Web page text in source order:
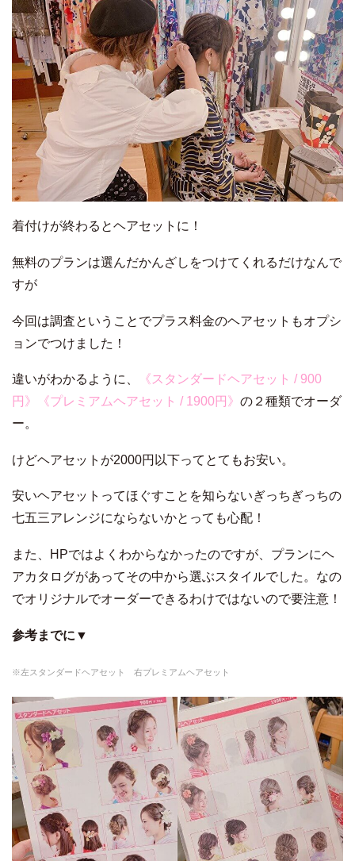
着付けが終わるとヘアセットに！
無料のプランは選んだかんざしをつけてくれるだけなんで
すが
今回は調査ということでプラス料金のヘアセットもオプシ
ョンでつけました！
違いがわかるように、
《スタンダードヘアセット / 900
円》《プレミアムヘアセット / 1900円》 の２種類でオーダ
ー。
けどヘアセットが2000円以下ってとてもお安い。
安いヘアセットってほぐすことを知らないぎっちぎっちの
七五三アレンジにならないかとっても心配！
また、HPではよくわからなかったのですが、プランにヘ
アカタログがあってその中から選ぶスタイルでした。なの
でオリジナルでオーダーできるわけではないので要注意！
参考までに▼
※左スタンダードヘアセット 右プレミアムヘアセット